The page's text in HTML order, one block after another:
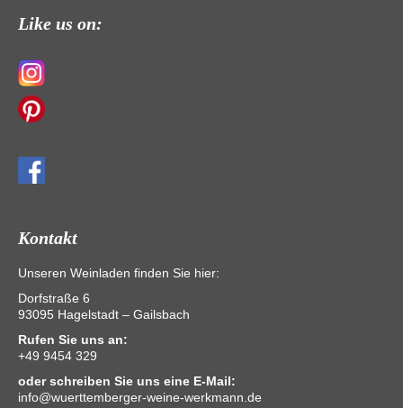
Like us on:
Kontakt
Unseren Weinladen finden Sie hier:
Dorfstraße 6
93095 Hagelstadt – Gailsbach
Rufen Sie uns an:
+49 9454 329
oder schreiben Sie uns eine E-Mail:
info@wuerttemberger-weine-werkmann.de